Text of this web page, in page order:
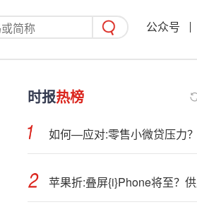
公众号
时报热榜